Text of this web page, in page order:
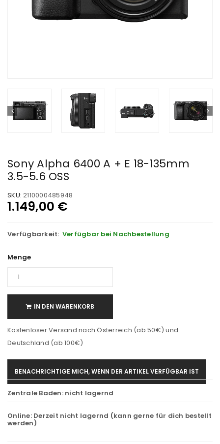
Sony Alpha 6400 A + E 18-135mm
3.5-5.6 OSS
SKU: 2110000485948
1.149,00 €
Verfügbarkeit: Verfügbar bei Nachbestellung
Menge
IN DEN WARENKORB
Kostenloser Versand nach Österreich (ab 50€) und
Deutschland (ab 100€)
BENACHRICHTIGE MICH, WENN DER ARTIKEL VERFÜGBAR IST
Zentrale Baden: nicht lagernd
Online: Derzeit nicht lagernd (kann gerne für dich bestellt
werden)